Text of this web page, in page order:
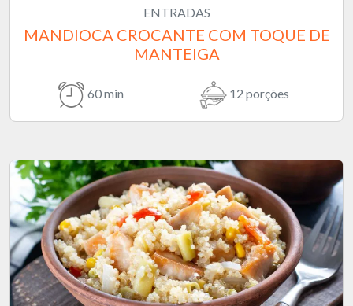
ENTRADAS
MANDIOCA CROCANTE COM TOQUE DE
MANTEIGA
60 min 12 porções